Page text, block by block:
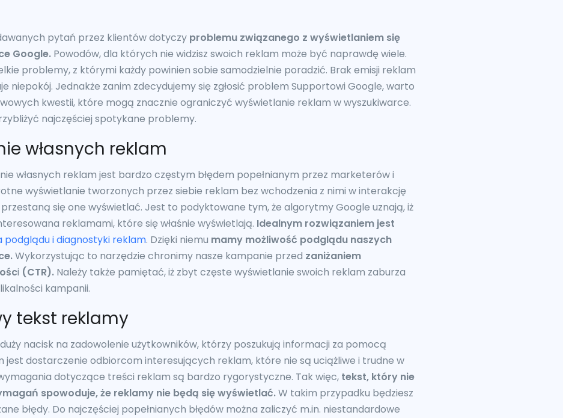
pytań przez klientów dotyczy problemu związanego z wyświetlaniem się
Google. Powodów, dla których nie widzisz swoich reklam może być naprawdę wiele.
problemy, z którymi każdy powinien sobie samodzielnie poradzić. Brak emisji reklam
niepokój. Jednakże zanim zdecydujemy się zgłosić problem Supportowi Google, warto
kwestii, które mogą znacznie ograniczyć wyświetlanie reklam w wyszukiwarce.
najczęściej spotykane problemy.
własnych reklam
własnych reklam jest bardzo częstym błędem popełnianym przez marketerów i
wyświetlanie tworzonych przez siebie reklam bez wchodzenia z nimi w interakcję
się one wyświetlać. Jest to podyktowane tym, że algorytmy Google uznają, iż
reklamami, które się właśnie wyświetlają. Idealnym rozwiązaniem jest
podglądu i diagnostyki reklam. Dzięki niemu mamy możliwość podglądu naszych
Wykorzystując to narzędzie chronimy nasze kampanie przed zaniżaniem
i (CTR). Należy także pamiętać, iż zbyt częste wyświetlanie swoich reklam zaburza
kampanii.
tekst reklamy
nacisk na zadowolenie użytkowników, którzy poszukują informacji za pomocą
jest dostarczenie odbiorcom interesujących reklam, które nie są uciążliwe i trudne w
dotyczące treści reklam są bardzo rygorystyczne. Tak więc, tekst, który nie
spowoduje, że reklamy nie będą się wyświetlać.W takim przypadku będziesz
błędy. Do najczęściej popełnianych błędów można zaliczyć m.in. niestandardowe